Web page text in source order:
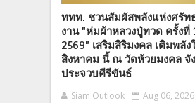
ททท. ชวนสัมผัสพลังแห่งศรัท
งาน "ห่มผ้าหลวงปู่ทวด ครั้งที่
2569" เสริมสิริมงคล เติมพลัง
สิงหาคม นี้ ณ วัดห้วยมงคล จั
ประจวบคีรีขันธ์
Siam Outlook Aug 06, 2026